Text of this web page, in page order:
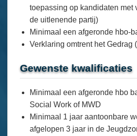
toepassing op kandidaten met
de uitlenende partij)
Minimaal een afgeronde hbo-
Verklaring omtrent het Gedrag
Gewenste kwalificaties
Minimaal een afgeronde hbo
Social Work of MWD
Minimaal 1 jaar aantoonbare
afgelopen 3 jaar in de